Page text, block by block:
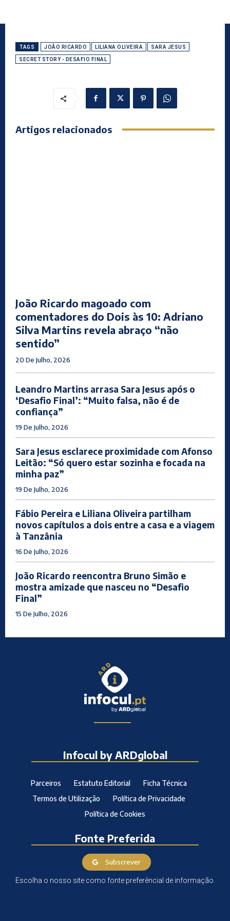
TAGS JOÃO RICARDO LILIANA OLIVEIRA SARA JESUS
SECRET STORY - DESAFIO FINAL
Artigos relacionados
João Ricardo magoado com
comentadores do Dois às 10: Adriano
Silva Martins revela abraço “não
sentido”
20 De Julho, 2026
Leandro Martins arrasa Sara Jesus após o
‘Desafio Final’: “Muito falsa, não é de
confiança”
19 De Julho, 2026
Sara Jesus esclarece proximidade com Afonso
Leitão: “Só quero estar sozinha e focada na
minha paz”
19 De Julho, 2026
Fábio Pereira e Liliana Oliveira partilham
novos capítulos a dois entre a casa e a viagem
à Tanzânia
16 De Julho, 2026
João Ricardo reencontra Bruno Simão e
mostra amizade que nasceu no “Desafio
Final”
15 De Julho, 2026
Infocul by ARDglobal
Parceiros Estatuto Editorial
Ficha Técnica
Termos de Utilização
Política de Privacidade
Política de Cookies
Fonte Preferida
Subscrever
Escolha o nosso site como fonte preferêncial de informação.